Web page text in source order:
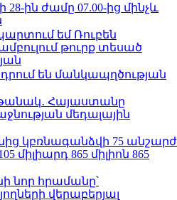
28-ին ժամը 07.00-ից մինչև
եմ Ռուբեն
թուրք տեսած
են մանկապղծության
Հայաստանը
մեդալային
կբռնագանձվի 75 անշարժ
միլիարդ 865 միլիոն 865
նոր հրամանը՝
վերաբերյալ